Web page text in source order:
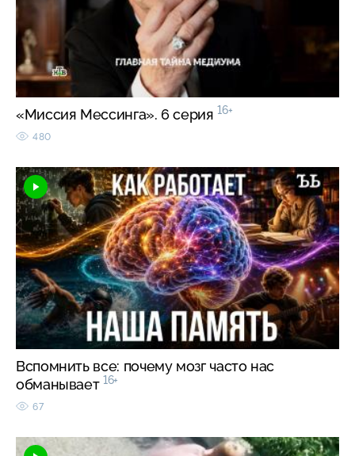
«Миссия Мессинга». 6 серия 16+
480
Вспомнить все: почему мозг часто нас
обманывает 16+
67